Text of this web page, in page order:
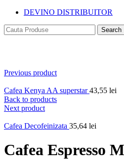
DEVINO DISTRIBUITOR
Search
Previous product
Cafea Kenya AA superstar43,55 lei
Back to products
Next product
Cafea Decofeinizata 35,64 lei
Cafea Espresso